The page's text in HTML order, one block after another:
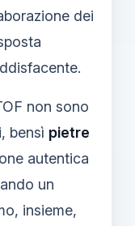
dei
non sono
bensì pietre
autentica
un
insieme,